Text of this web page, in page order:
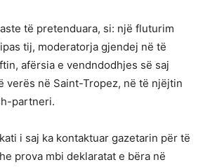
të pretenduara, si: një fluturim
tij, moderatorja gjendej në të
afërsia e vendndodhjes së saj
verës në Saint-Tropez, në të njëjtin
partneri.
i saj ka kontaktuar gazetarin për të
prova mbi deklaratat e bëra në